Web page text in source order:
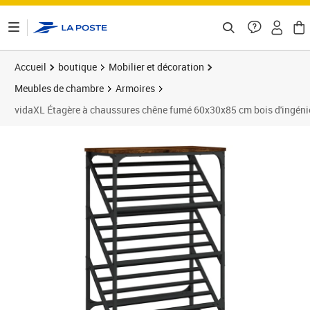
Accueil boutique
Mobilier et décoration
Meubles de chambre
Armoires
vidaXL Étagère à chaussures chêne fumé 60x30x85 cm bois